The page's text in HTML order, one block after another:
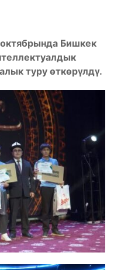
Бишкек
туру өткөрүлдү.